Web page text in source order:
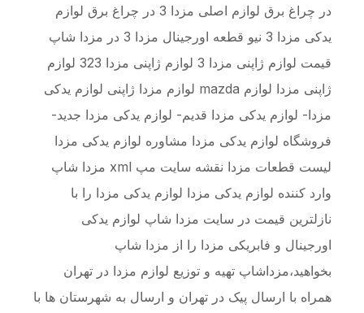
در چراغ برق لوازم اصلی مزدا 3 در چراغ برق لوازم
یدکی مزدا 3 نیو قطعه اورجینال مزدا 3 در مزدا شاپ
قیمت لوازم ژاپنی مزدا 3 لوازم ژاپنی مزدا 323 لوازم
ژاپنی مزدا لوازم mazda لوازم مزدا ژاپنی لوازم یدکی
مزدا- لوازم یدکی مزدا قدیم- لوازم یدکی مزدا جدید-
فروشگاه لوازم یدکی مزدا مشاوره لوازم یدکی مزدا
لیست قطعات مزدا نقشه سایت مپ xml مزدا شاپ
وارد کننده لوازم یدکی مزدا لوازم یدکی مزدا را با
نازلترین قیمت در سایت مزدا شاپ لوازم یدکی
اورجینال و فابریکی مزدا را از مزدا شاپ
بخواهید،مزداشاپ تهیه و توزیع لوازم مزدا در تهران
همراه با ارسال پیک در تهران و ارسال به شهرستان ها با